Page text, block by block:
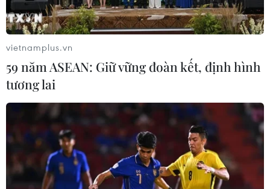
vietnamplus.vn
59 năm ASEAN: Giữ vững đoàn kết, định hình
tương lai